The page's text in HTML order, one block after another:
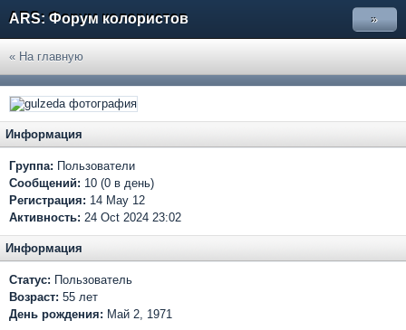
ARS: Форум колористов »
« На главную
Информация
Группа: Пользователи
Сообщений: 10 (0 в день)
Регистрация: 14 May 12
Активность: 24 Oct 2024 23:02
Информация
Статус: Пользователь
Возраст: 55 лет
День рождения: Май 2, 1971